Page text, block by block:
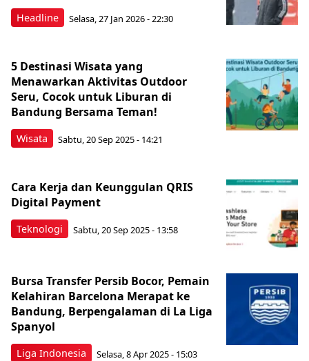
Headline Selasa, 27 Jan 2026 - 22:30
Wisata
5 Destinasi Wisata yang
Menawarkan Aktivitas Outdoor
Seru, Cocok untuk Liburan di
Bandung Bersama Teman!
Sabtu, 20 Sep 2025 - 14:21
Teknologi
Cara Kerja dan Keunggulan QRIS
Digital Payment
Sabtu, 20 Sep 2025 - 13:58
Liga Indonesia
Bursa Transfer Persib Bocor, Pemain
Kelahiran Barcelona Merapat ke
Bandung, Berpengalaman di La Liga
Spanyol
Selasa, 8 Apr 2025 - 15:03